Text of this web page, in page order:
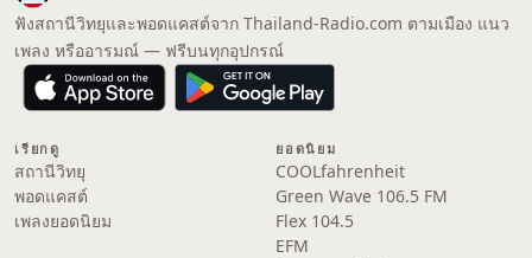
ฟังสถานีวิทยุและพอดแคสต์จาก Thailand-Radio.com ตามเมือง แนว
เพลง หรืออารมณ์ — ฟรีบนทุกอุปกรณ์
เรียกดู
สถานีวิทยุ
พอดแคสต์
เพลงยอดนิยม
ยอดนิยม
COOLfahrenheit
Green Wave 106.5 FM
Flex 104.5
EFM